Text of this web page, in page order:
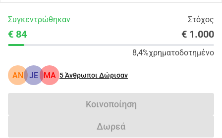
Συγκεντρώθηκαν Στόχος
€ 84 € 1.000
8,4%χρηματοδοτημένο
AN JE MA 5Άνθρωποι Δώρισαν
Κοινοποίηση
Δωρεά